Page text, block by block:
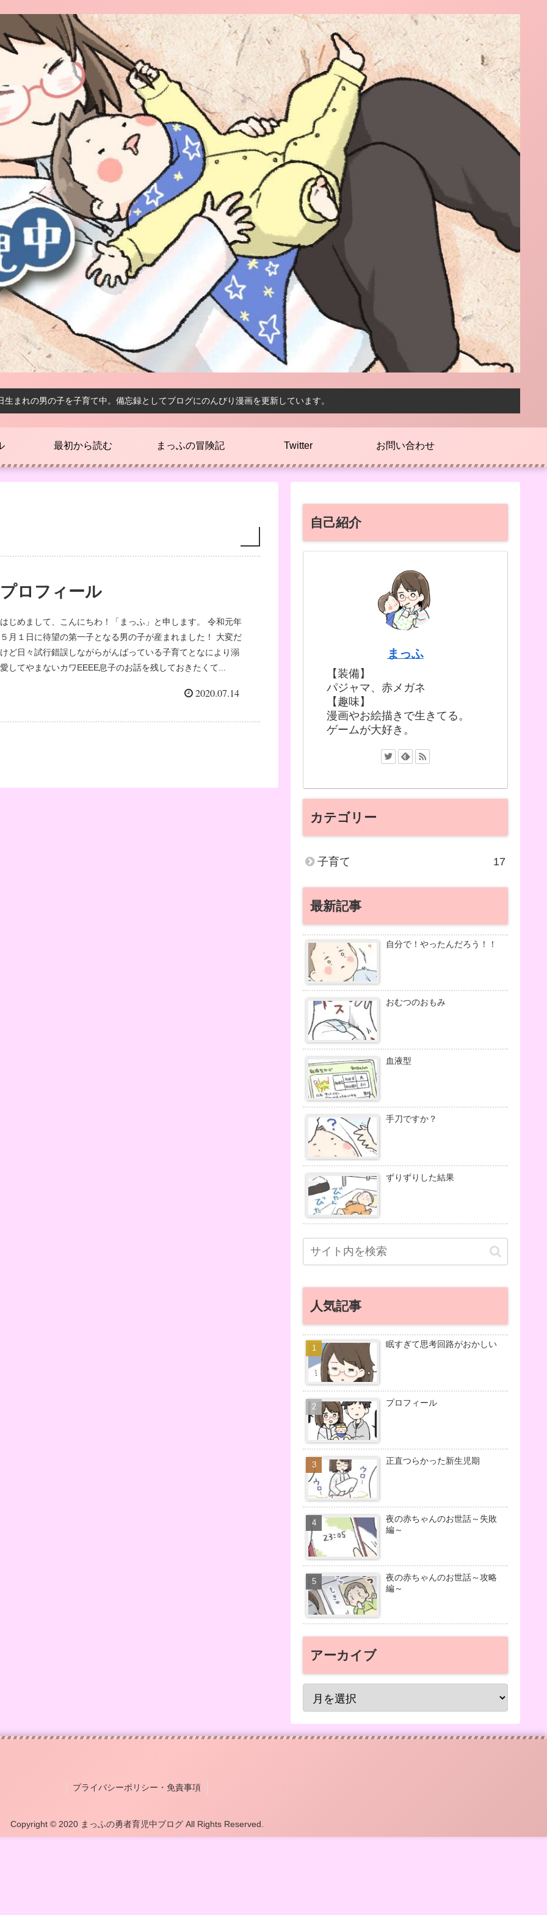
生まれの男の子を子育て中。備忘録としてブログにのんびり漫画を更新しています。
最初から読む まっふの冒険記 Twitter お問い合わせ
プロフィール
はじめまして、こんにちわ！「まっふ」と申します。 令和元年
５月１日に待望の第一子となる男の子が産まれました！ 大変だ
けど日々試行錯誤しながらがんばっている子育てとなにより溺
愛してやまないカワEEEE息子のお話を残しておきたくて...
2020.07.14
自己紹介
まっふ
【装備】
パジャマ、赤メガネ
【趣味】
漫画やお絵描きで生きてる。
ゲームが大好き。
カテゴリー
子育て 17
最新記事
自分で！やったんだろう！！
おむつのおもみ
血液型
手刀ですか？
ずりずりした結果
人気記事
眠すぎて思考回路がおかしい
プロフィール
正直つらかった新生児期
夜の赤ちゃんのお世話～失敗
編～
夜の赤ちゃんのお世話～攻略
編～
アーカイブ
プライバシーポリシー・免責事項
Copyright © 2020 まっふの勇者育児中ブログ All Rights Reserved.